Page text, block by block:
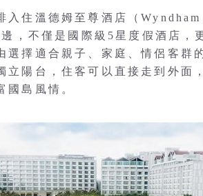
入住溫德姆至尊酒店（
，不僅是國際級5星度假酒店，
選擇適合親子、家庭、情侶客群
立陽台，住客可以直接走到外面
國島風情。